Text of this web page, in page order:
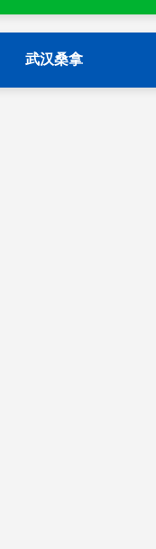
武汉桑拿